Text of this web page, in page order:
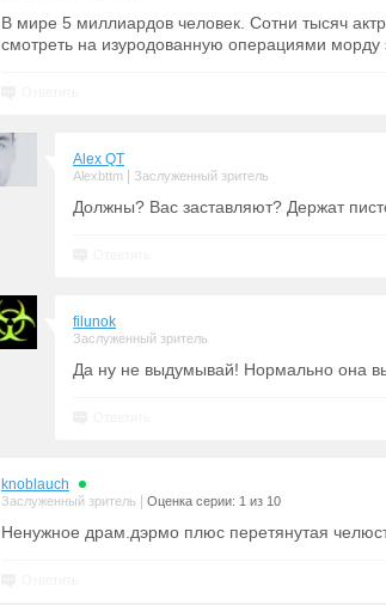
В мире 5 миллиардов человек. Сотни тысяч
смотреть на изуродованную операциями морду
Alex QT
Alexbttm Заслуженный зритель
Должны? Вас заставляют? Держат
filunok
Заслуженный зритель
Да ну не выдумывай! Нормально она
knoblauch
Заслуженный зритель Оценка серии: 1 из 10
Ненужное драм.дэрмо плюс перетянутая